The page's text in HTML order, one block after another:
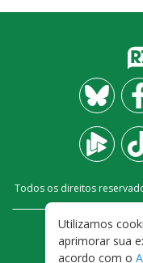
Todos os direitos
Utilizamos
aprimorar sua
acordo com o